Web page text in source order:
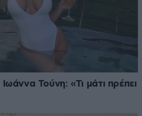
Τούνη: «Τι μάτι πρέπει